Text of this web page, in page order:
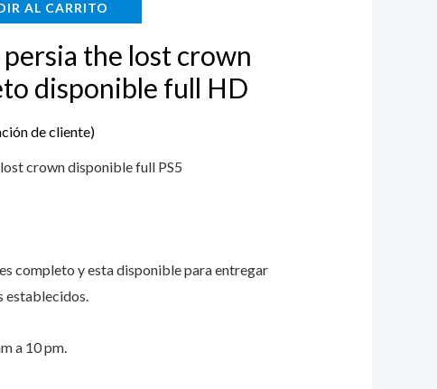
AL CARRITO
the lost crown
disponible full HD
de cliente)
crown disponible full PS5
completo y esta disponible para entregar
establecidos.
a 10 pm.